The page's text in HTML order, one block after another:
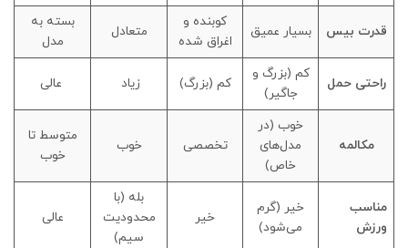
قدرت بیس بسیار عمیق
کوبنده و
اغراق شده
متعادل
بسته به
مدل
راحتی حمل
کم (بزرگ و
جاگیر)
کم (بزرگ) زیاد عالی
مکالمه
خوب (در
مدل‌های
خاص)
تخصصی خوب
متوسط تا
خوب
مناسب
ورزش
خیر (گرم
می‌شود)
خیر
بله (با
محدودیت
سیم)
عالی